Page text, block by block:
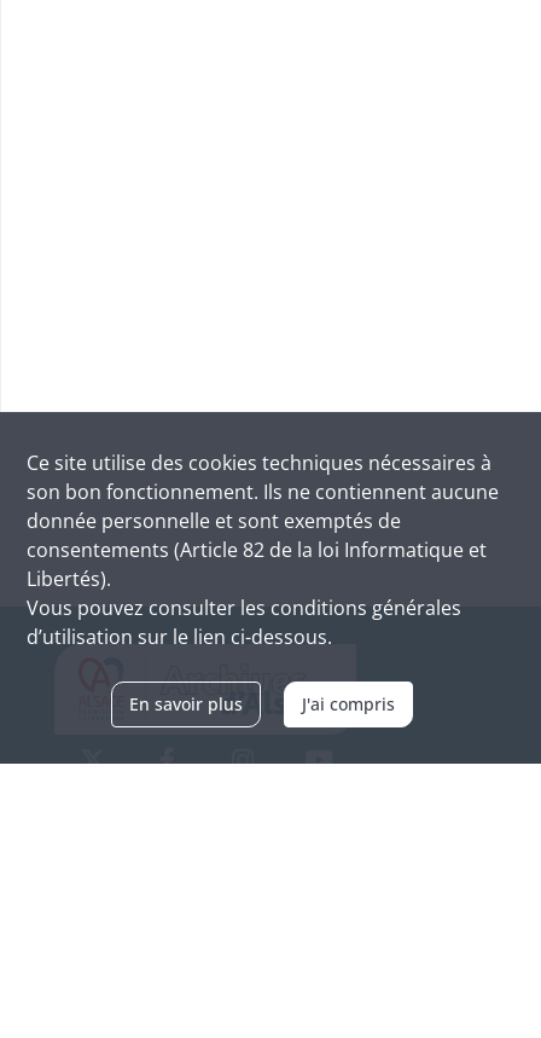
Ce site utilise des cookies techniques nécessaires à
son bon fonctionnement. Ils ne contiennent aucune
donnée personnelle et sont exemptés de
consentements (Article 82 de la loi Informatique et
Libertés).
Vous pouvez consulter les conditions générales
d’utilisation sur le lien ci-dessous.
En savoir plus J'ai compris